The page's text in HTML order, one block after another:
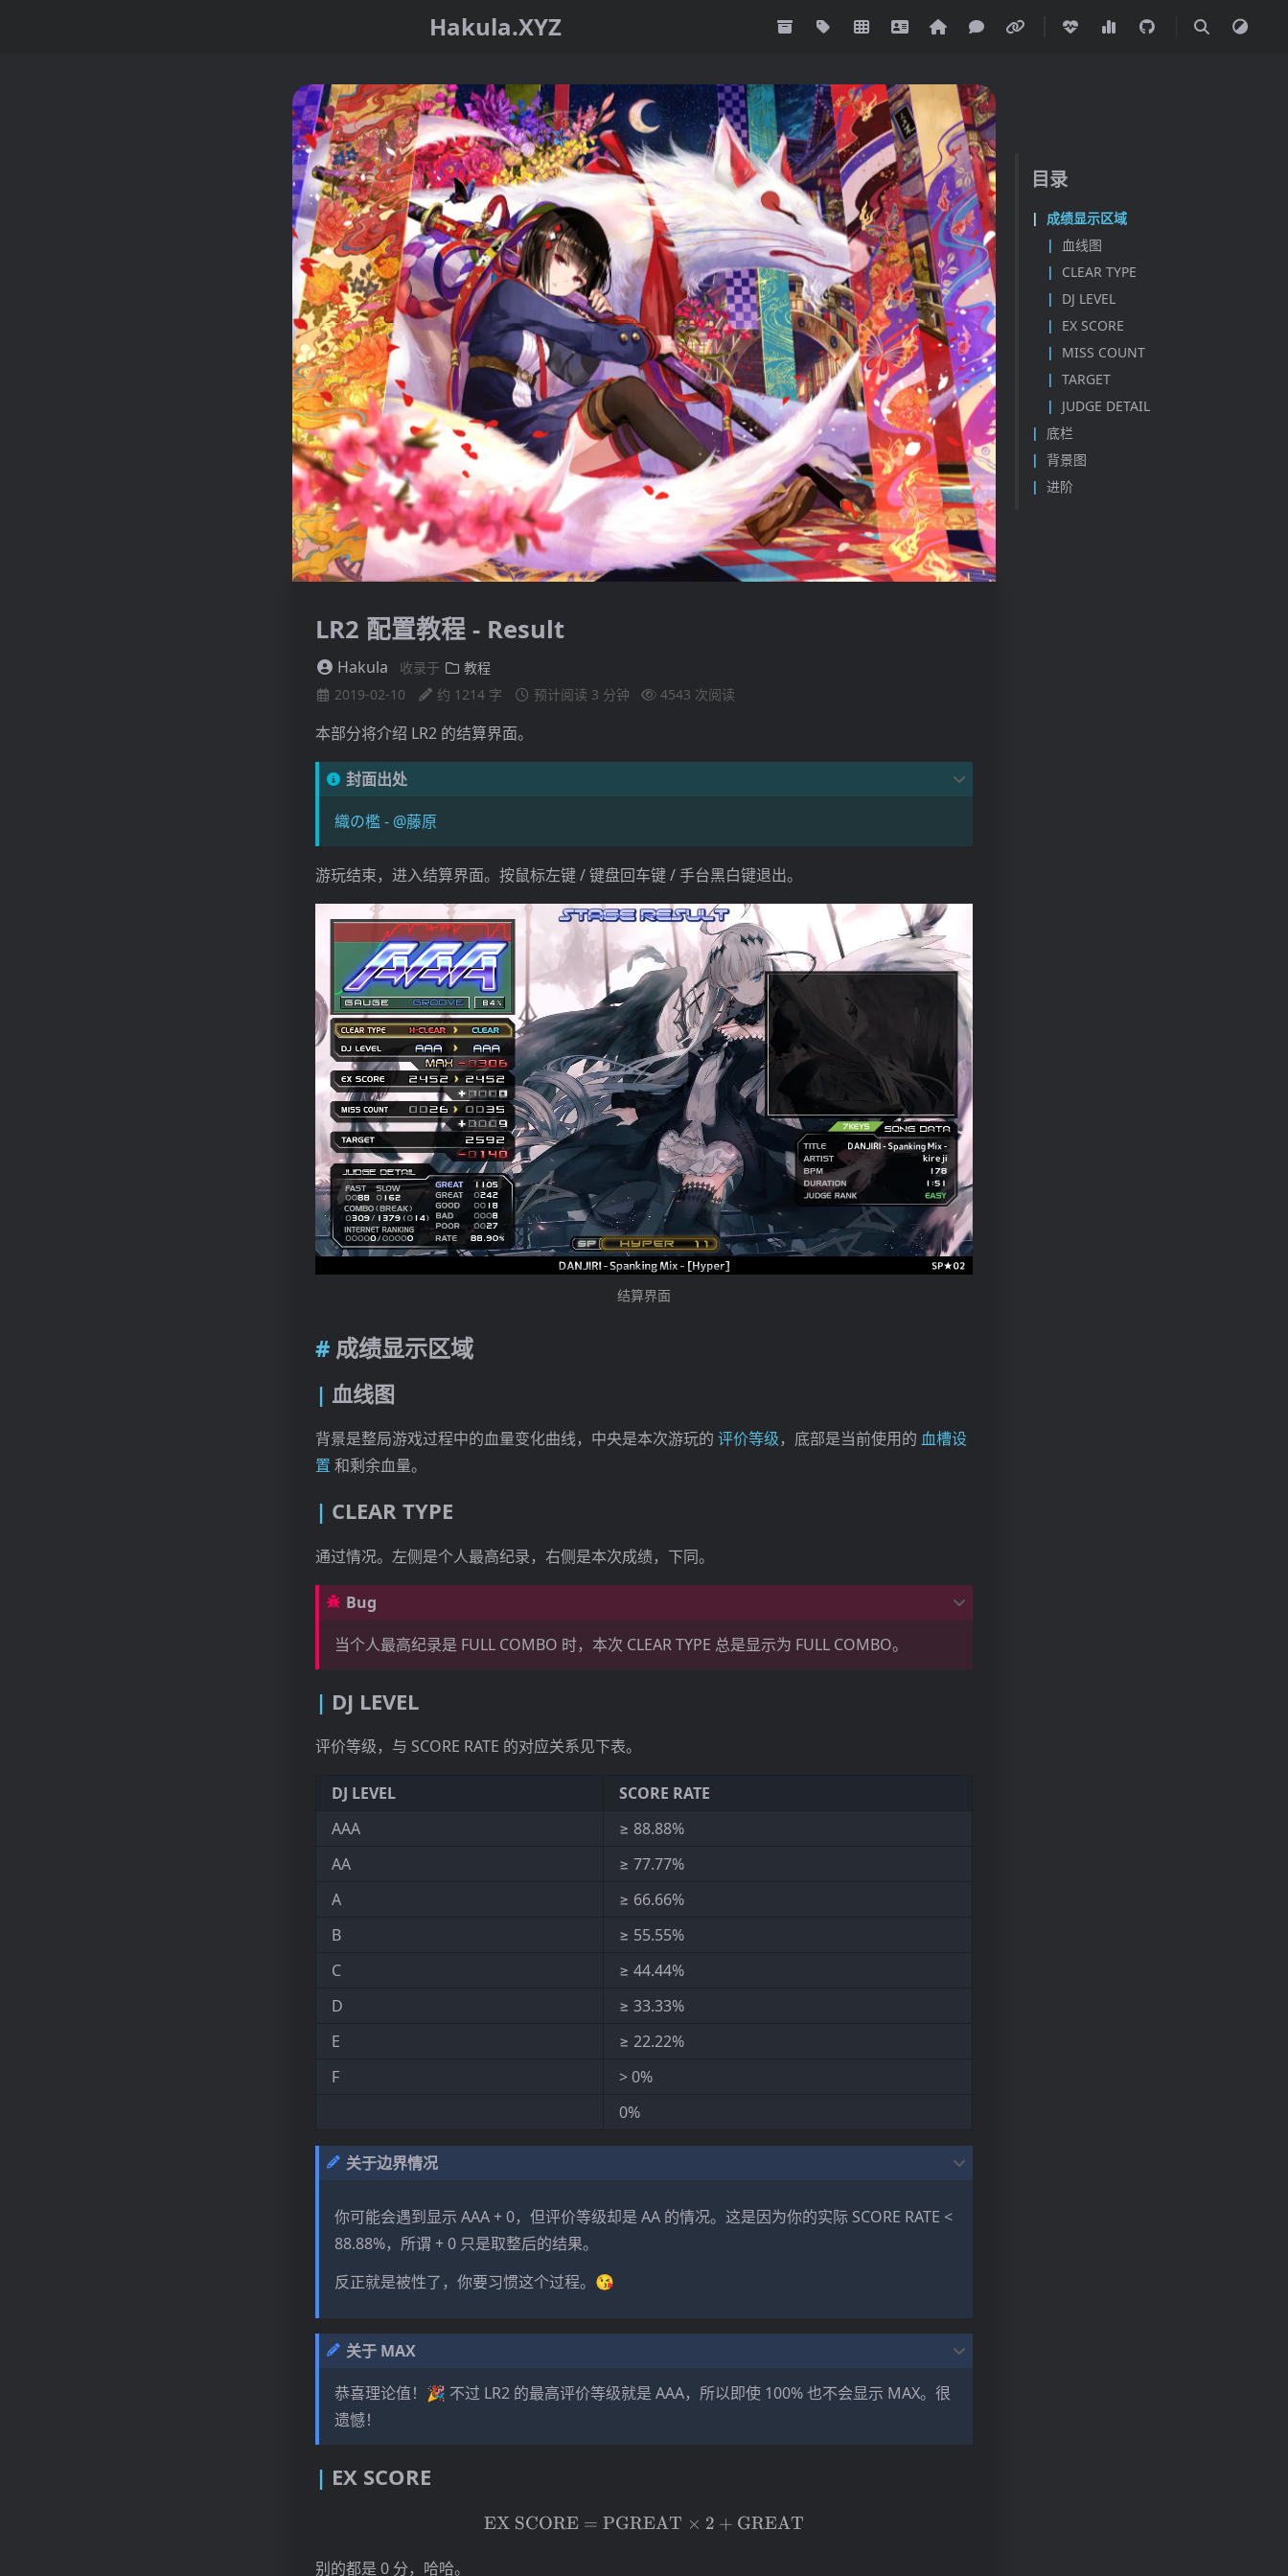
Hakula.XYZ
目录
成绩显示区域
血线图
CLEAR TYPE
DJ LEVEL
EX SCORE
MISS COUNT
TARGET
JUDGE DETAIL
底栏
背景图
进阶
LR2 配置教程 - Result
Hakula 收录于
教程
2019-02-10
约 1214 字 预计阅读 3 分钟 4543 次阅读
本部分将介绍 LR2 的结算界面。
封面出处
織の檻 - @藤原
游玩结束，进入结算界面。按鼠标左键 / 键盘回车键 / 手台黑白键退出。
结算界面
成绩显示区域
血线图
背景是整局游戏过程中的血量变化曲线，中央是本次游玩的 评价等级，底部是当前使用的 血槽设
置 和剩余血量。
CLEAR TYPE
通过情况。左侧是个人最高纪录，右侧是本次成绩，下同。
Bug
当个人最高纪录是 FULL COMBO 时，本次 CLEAR TYPE 总是显示为 FULL COMBO。
DJ LEVEL
评价等级，与 SCORE RATE 的对应关系见下表。
DJ LEVEL
SCORE RATE
AAA
≥ 88.88%
AA
≥ 77.77%
A
≥ 66.66%
B
≥ 55.55%
C
≥ 44.44%
D
≥ 33.33%
E
≥ 22.22%
F
> 0%
0%
关于边界情况
你可能会遇到显示 AAA + 0，但评价等级却是 AA 的情况。这是因为你的实际 SCORE RATE <
88.88%，所谓 + 0 只是取整后的结果。
反正就是被性了，你要习惯这个过程。😘
关于 MAX
恭喜理论值！🎉 不过 LR2 的最高评价等级就是 AAA，所以即使 100% 也不会显示 MAX。很
遗憾！
EX SCORE
\mathrm{EX\ SCORE} = \mathrm{PGREAT}\times 2 + \mathrm{GREAT}
EX SCORE = PGREAT × 2 + GREAT
别的都是 0 分，哈哈。